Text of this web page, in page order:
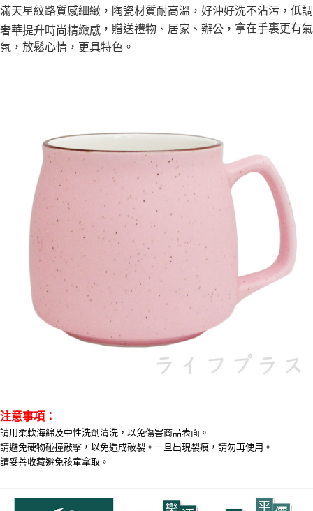
１．於結帳方式選擇「AFTEE先享後付」後，將跳轉至「AFTEE先享後付」
結帳頁面，進行簡訊認證並確認金額後，即可完成結帳。
２．訂單成立數日內，您將收到繳費通知簡訊。
３．收到繳費通知簡訊後14天內，點擊此簡訊中的連結，可透過四大超商／
https://netprotections.freshdesk.com/support/home
【注意事項】
１．透過由恩沛科技股份有限公司提供之「AFTEE先享後付」服務完成之交
易，需依本服務之必要範圍內提供個人資料，並將交易相關給付款項請求債
權轉讓予恩沛科技股份有限公司。
２．關於個人資料處理事宜，請瀏覽以下網址：
https://aftee.tw/terms/#terms3
３．未成年的使用者請事先徵得法定代理人或監護人之同意方可使用
「AFTEE先享後付」，若未經同意申辦者引起之損失，本公司不負相關責
４．使用「AFTEE先享後付」時，將依據個別帳號之用戶狀況，依本公司即
時審查核予不同之上限額度；若仍有額度不足之情形，本公司將視審查結果
請求用戶進行身份認證。
５．嚴禁一人註冊多個帳號或使用他人資訊註冊。若發現惡意使用之情形，
恩沛科技股份有限公司將有權停止該用戶之使用額度並採取法律行動。
每筆NT$80，滿NT$490(含以上)免運費
外島宅配
滿天星紋路質感細緻，陶瓷材質耐高溫 ，好沖好洗不沾污，低調
奢華提升時尚精緻感 ，贈送禮物、居家、辦公， 拿在手裏更有氣
氛，放鬆心情，更具特色。
注意事項：
請用柔軟海綿及中性洗劑清洗，以免傷害商品表面。
請避免硬物碰撞敲擊，以免造成破裂。一旦出現裂痕，請勿再使用。
請妥善收藏避免孩童拿取。